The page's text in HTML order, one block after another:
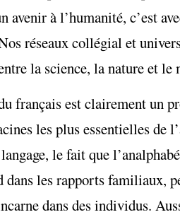
avenir à l’humanité, c’est
réseaux collégial et
la science, la nature et
français est clairement un
les plus essentielles
le fait que
les rapports familiaux,
dans des individus.